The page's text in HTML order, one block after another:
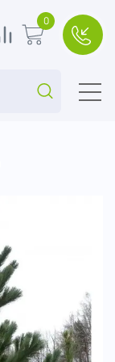
Поиск...
0 В корзину
0